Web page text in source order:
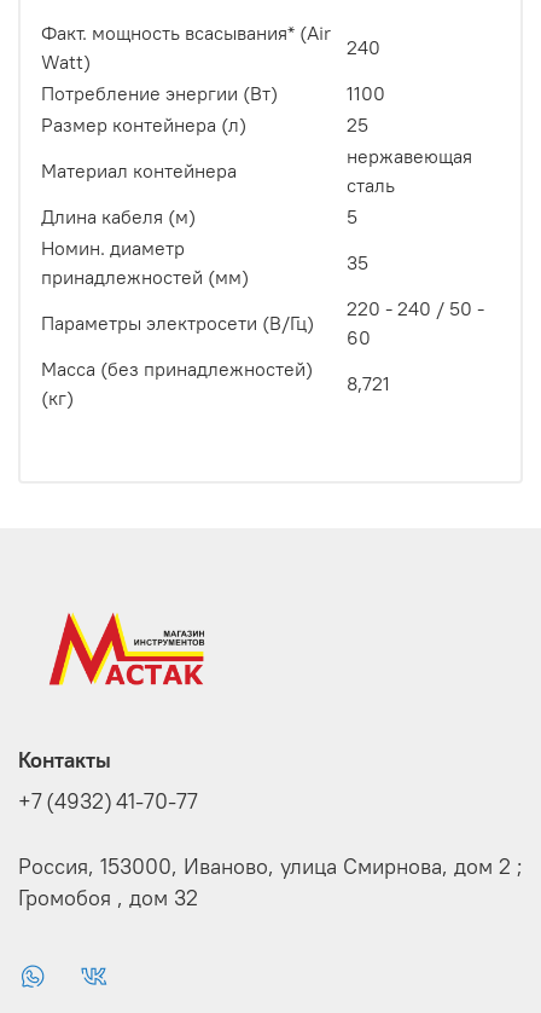
Факт. мощность всасывания* (Air
Watt)
240
Потребление энергии (Вт)
1100
Размер контейнера (л)
25
Материал контейнера
нержавеющая
сталь
Длина кабеля (м)
5
Номин. диаметр
принадлежностей (мм)
35
Параметры электросети (В/Гц)
220 - 240 / 50 -
60
Масса (без принадлежностей)
(кг)
8,721
Контакты
+7 (4932) 41-70-77
Россия, 153000, Иваново, улица Смирнова, дом 2 ;
Громобоя , дом 32